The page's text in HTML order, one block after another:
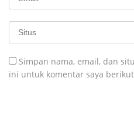
Simpan nama, email, dan
ini untuk komentar saya